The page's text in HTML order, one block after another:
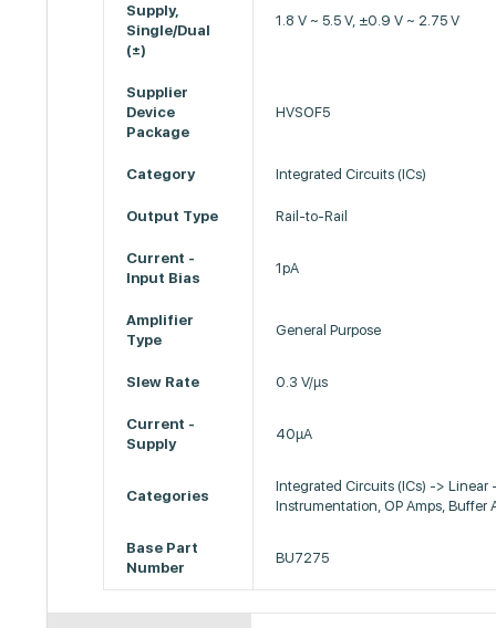
Supply,
Single/Dual
(±)
1.8 V ~ 5.5 V, ±0.9 V ~ 2.75 V
Supplier
Device
Package
HVSOF5
Category Integrated Circuits (ICs)
Output Type Rail-to-Rail
Current -
Input Bias
1pA
Amplifier
Type
General Purpose
Slew Rate 0.3 V/µs
Current -
Supply
40µA
Categories
Integrated Circuits (ICs) -> Linear
Instrumentation, OP Amps, Buffer
Base Part
Number
BU7275